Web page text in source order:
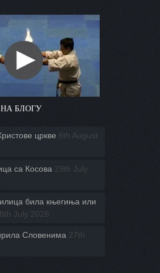
БЛОГУ
цркве 6th August
са Косова 29th July
била књегиња или
July 2026
Словенима 27th